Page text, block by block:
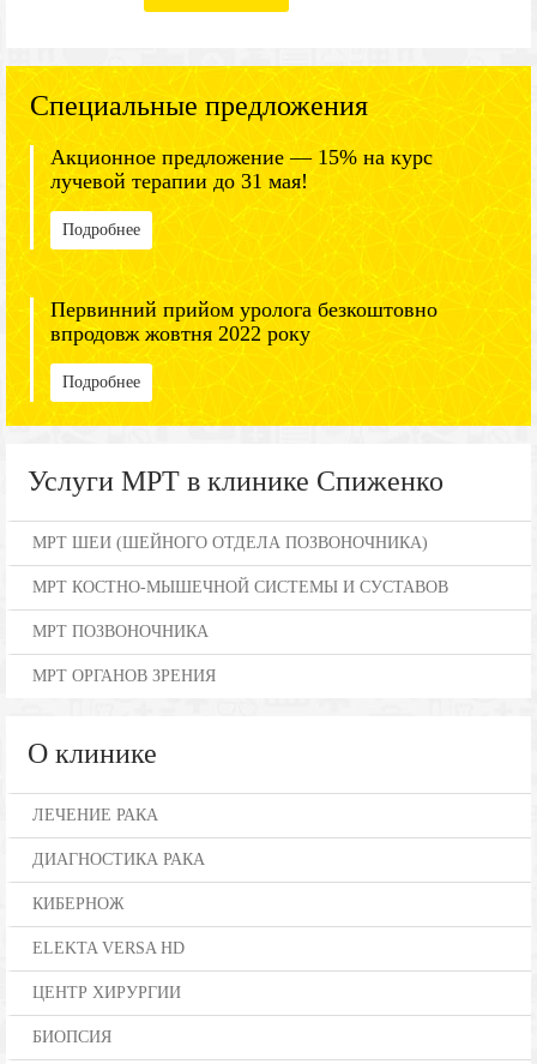
Специальные предложения
Акционное предложение — 15% на курс
лучевой терапии до 31 мая!
Подробнее
Первинний прийом уролога безкоштовно
впродовж жовтня 2022 року
Подробнее
Услуги МРТ в клинике Спиженко
МРТ ШЕИ (ШЕЙНОГО ОТДЕЛА ПОЗВОНОЧНИКА)
МРТ КОСТНО-МЫШЕЧНОЙ СИСТЕМЫ И СУСТАВОВ
МРТ ПОЗВОНОЧНИКА
МРТ ОРГАНОВ ЗРЕНИЯ
О клинике
ЛЕЧЕНИЕ РАКА
ДИАГНОСТИКА РАКА
КИБЕРНОЖ
ELEKTA VERSA HD
ЦЕНТР ХИРУРГИИ
БИОПСИЯ